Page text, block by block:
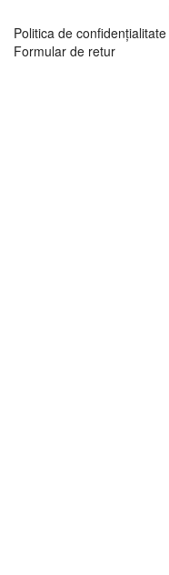
Politica de confidenţialitate
Formular de retur